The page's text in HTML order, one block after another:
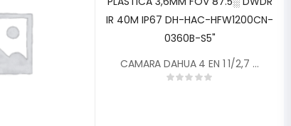
CAMARA DAHUA 4 EN 1 1/2,7 CMOS 1080P 2MP TIPO BALA PLASTICA 3,6MM FOV 87.5░ DWDR IR 40M IP67 DH-HAC-HFW1200CN-0360B-S5″